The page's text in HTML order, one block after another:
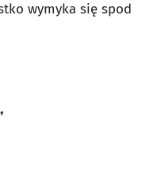
wymyka się spod